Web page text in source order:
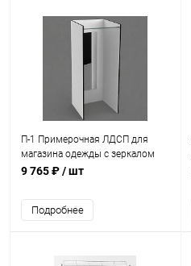
П-1 Примерочная ЛДСП для
магазина одежды с зеркалом
2000х900х900
9 765 ₽/ шт
Подробнее